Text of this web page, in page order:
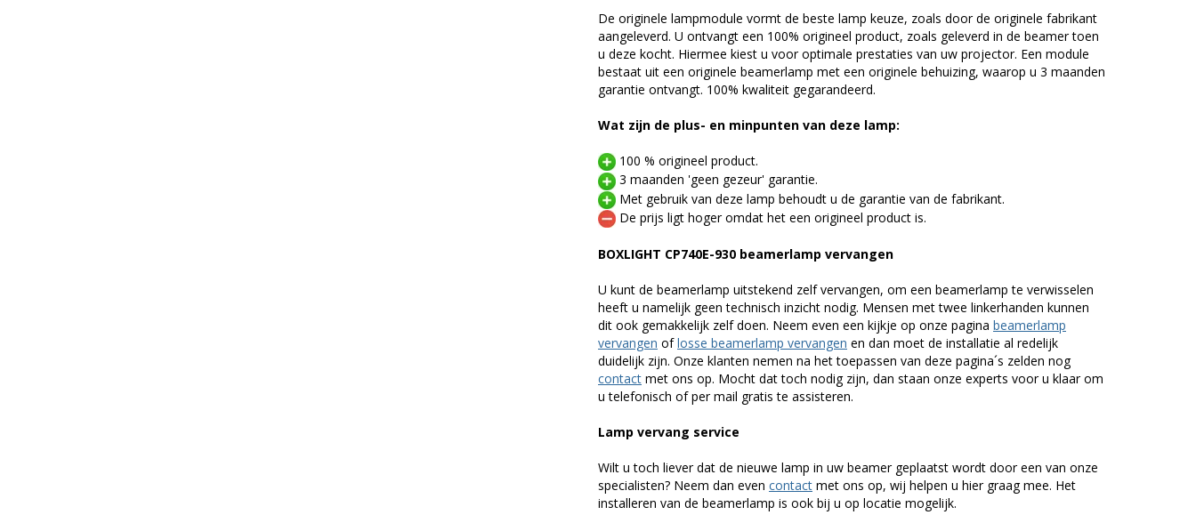
De originele lampmodule vormt de beste lamp keuze, zoals door de originele fabrikant
aangeleverd. U ontvangt een 100% origineel product, zoals geleverd in de beamer toen
u deze kocht. Hiermee kiest u voor optimale prestaties van uw projector. Een module
bestaat uit een originele beamerlamp met een originele behuizing, waarop u 3 maanden
garantie ontvangt. 100% kwaliteit gegarandeerd.
Wat zijn de plus- en minpunten van deze lamp:
100 % origineel product.
3 maanden 'geen gezeur' garantie.
Met gebruik van deze lamp behoudt u de garantie van de fabrikant.
De prijs ligt hoger omdat het een origineel product is.
BOXLIGHT CP740E-930 beamerlamp vervangen
U kunt de beamerlamp uitstekend zelf vervangen, om een beamerlamp te verwisselen
heeft u namelijk geen technisch inzicht nodig. Mensen met twee linkerhanden kunnen
dit ook gemakkelijk zelf doen. Neem even een kijkje op onze pagina beamerlamp
vervangen oflosse beamerlamp vervangen en dan moet de installatie al redelijk
duidelijk zijn. Onze klanten nemen na het toepassen van deze pagina´s zelden nog
contact met ons op. Mocht dat toch nodig zijn, dan staan onze experts voor u klaar om
u telefonisch of per mail gratis te assisteren.
Lamp vervang service
Wilt u toch liever dat de nieuwe lamp in uw beamer geplaatst wordt door een van onze
specialisten? Neem dan even contact met ons op, wij helpen u hier graag mee. Het
installeren van de beamerlamp is ook bij u op locatie mogelijk.